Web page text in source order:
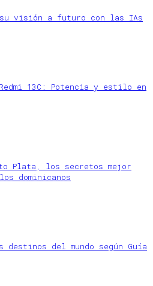
visión a futuro con las IAs
13C: Potencia y estilo en
Plata, los secretos mejor
dominicanos
destinos del mundo según Guía